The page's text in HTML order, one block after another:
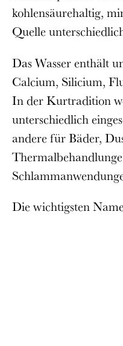
kohlensäurehaltig,
Quelle
Das Wasser enthält
Calcium, Silicium,
In der Kurtradition
unterschiedlich
andere für Bäder,
Die wichtigsten